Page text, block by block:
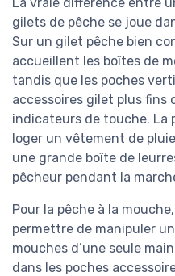
gilets de pêche se joue
Sur un gilet pêche bien
accueillent les boîtes de
tandis que les poches
accessoires gilet plus fins
indicateurs de touche. La
loger un vêtement de
une grande boîte de
pêcheur pendant la
Pour la pêche à la
permettre de manipuler
mouches d’une seule
dans les poches